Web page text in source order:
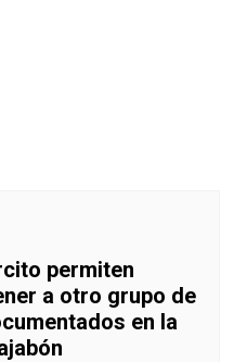
permiten
a otro grupo de
en la